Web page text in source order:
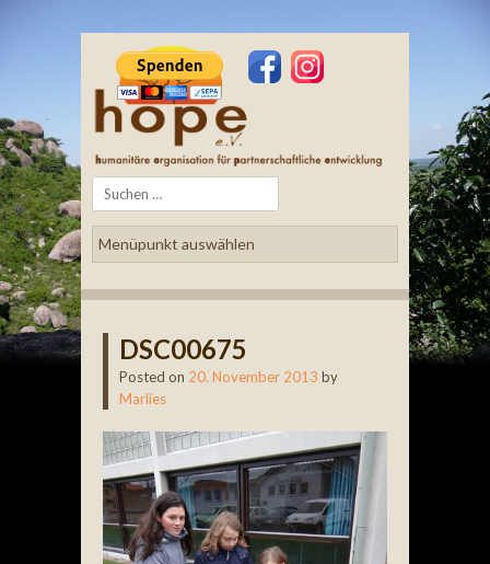
Search
DSC00675
Posted on 20. November 2013 by
Marlies